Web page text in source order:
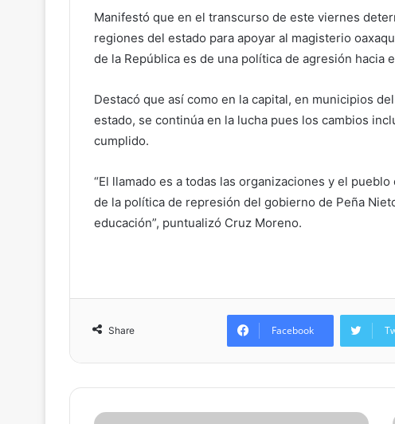
Manifestó que en el transcurso de este viernes
regiones del estado para apoyar al magisterio
de la República es de una política de agresión hacia
Destacó que así como en la capital, en municipios
estado, se continúa en la lucha pues los cambios
cumplido.
“El llamado es a todas las organizaciones y el
de la política de represión del gobierno de Peña
educación”, puntualizó Cruz Moreno.
Share Facebook